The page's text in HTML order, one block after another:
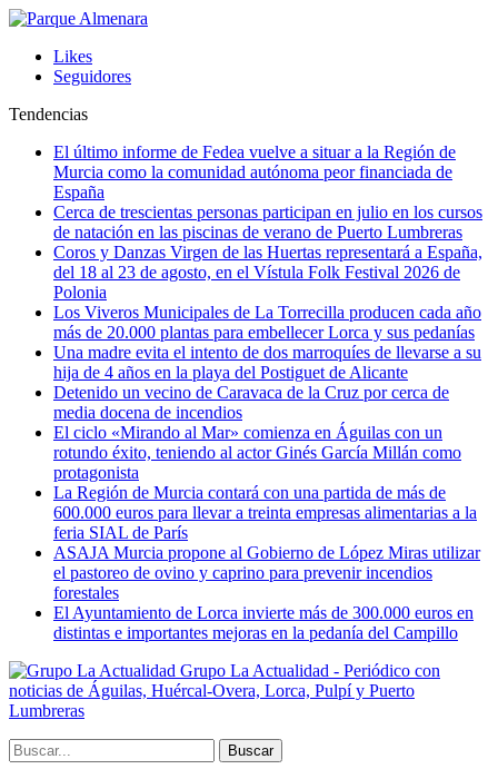
Likes
Seguidores
Tendencias
El último informe de Fedea vuelve a situar a la Región de
Murcia como la comunidad autónoma peor financiada de
España
Cerca de trescientas personas participan en julio en los cursos
de natación en las piscinas de verano de Puerto Lumbreras
Coros y Danzas Virgen de las Huertas representará a España,
del 18 al 23 de agosto, en el Vístula Folk Festival 2026 de
Polonia
Los Viveros Municipales de La Torrecilla producen cada año
más de 20.000 plantas para embellecer Lorca y sus pedanías
Una madre evita el intento de dos marroquíes de llevarse a su
hija de 4 años en la playa del Postiguet de Alicante
Detenido un vecino de Caravaca de la Cruz por cerca de
media docena de incendios
El ciclo «Mirando al Mar» comienza en Águilas con un
rotundo éxito, teniendo al actor Ginés García Millán como
protagonista
La Región de Murcia contará con una partida de más de
600.000 euros para llevar a treinta empresas alimentarias a la
feria SIAL de París
ASAJA Murcia propone al Gobierno de López Miras utilizar
el pastoreo de ovino y caprino para prevenir incendios
forestales
El Ayuntamiento de Lorca invierte más de 300.000 euros en
distintas e importantes mejoras en la pedanía del Campillo
Grupo La Actualidad - Periódico con
noticias de Águilas, Huércal-Overa, Lorca, Pulpí y Puerto
Lumbreras